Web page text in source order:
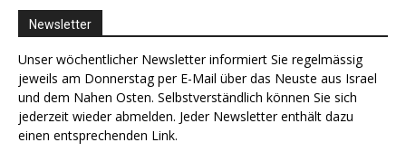
Newsletter
Unser wöchentlicher Newsletter informiert Sie regelmässig
jeweils am Donnerstag per E-Mail über das Neuste aus Israel
und dem Nahen Osten. Selbstverständlich können Sie sich
jederzeit wieder abmelden. Jeder Newsletter enthält dazu
einen entsprechenden Link.